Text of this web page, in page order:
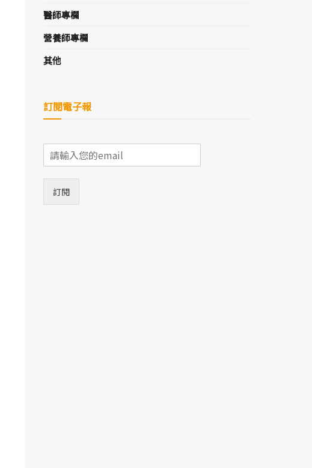
醫師專欄
營養師專欄
其他
訂閱電子報
E
m
*
訂閱